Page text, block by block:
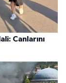
Canlarını